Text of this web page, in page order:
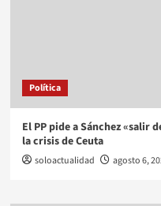
Política
El PP pide a Sánchez «salir
la crisis de Ceuta
soloactualidad agosto 6,